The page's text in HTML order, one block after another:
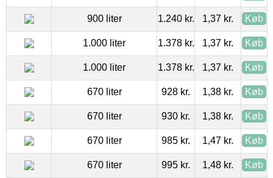
900 liter 1.240 kr. 1,37 kr. Køb
1.000 liter 1.378 kr. 1,37 kr. Køb
1.000 liter 1.378 kr. 1,37 kr. Køb
670 liter 928 kr. 1,38 kr. Køb
670 liter 930 kr. 1,38 kr. Køb
670 liter 985 kr. 1,47 kr. Køb
670 liter 995 kr. 1,48 kr. Køb